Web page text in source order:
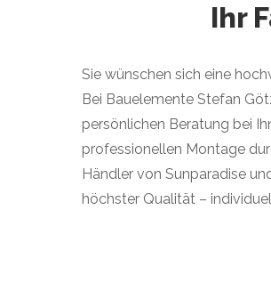
Ihr
Sie wünschen sich eine
Bei Bauelemente Stefan
persönlichen Beratung bei
professionellen Montage
Händler von Sunparadise
höchster Qualität –